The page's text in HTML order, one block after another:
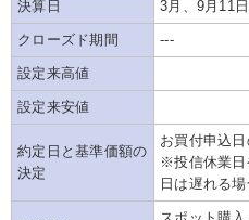
決算日 3月、9月11日
クローズド期間 ---
設定来高値
設定来安値
約定日と基準価額の
決定
お買付申込
※投信休業日
日は遅れる場